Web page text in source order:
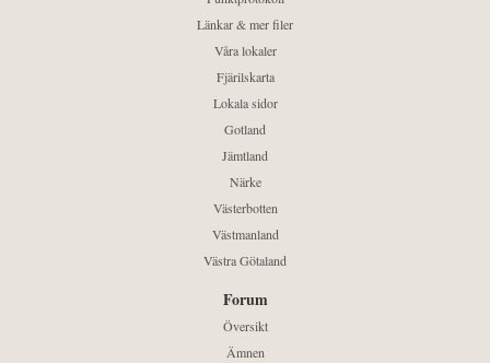
Länkar & mer filer
Våra lokaler
Fjärilskarta
Lokala sidor
Gotland
Jämtland
Närke
Västerbotten
Västmanland
Västra Götaland
Forum
Översikt
Ämnen